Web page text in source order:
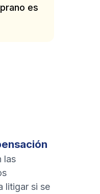
es
las
litigar si se